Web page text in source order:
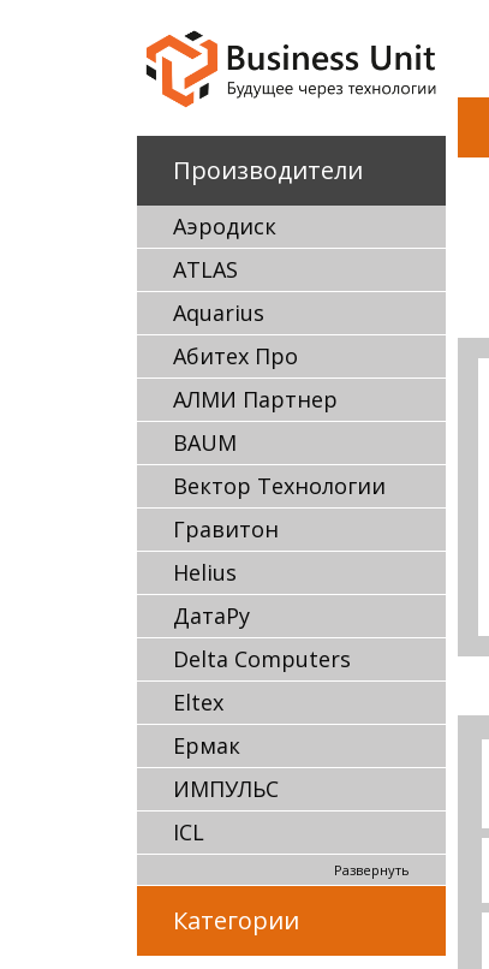
Производители
Аэродиск
ATLAS
Aquarius
Абитех Про
АЛМИ Партнер
BAUM
Вектор Технологии
Гравитон
Helius
ДатаРу
Delta Computers
Eltex
Ермак
ИМПУЛЬС
ICL
Развернуть
Категории